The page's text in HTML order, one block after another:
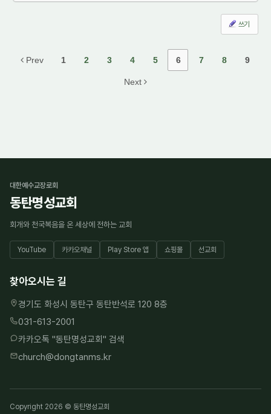
쓰기
Prev 1 2 3 4 5 6 7 8 9
Next
대한예수교장로회
동탄명성교회
회개와 천국복음을 온 세상에 전하는 교회
YouTube 카카오채널 Play Store 앱 쇼핑몰 선교회
찾아오시는 길
경기도 화성시 동탄구 동탄반석로 120 8층
031-613-2001
카카오톡 "동탄명성교회" 검색
church@dongtanms.kr
Copyright 2026 © 동탄명성교회